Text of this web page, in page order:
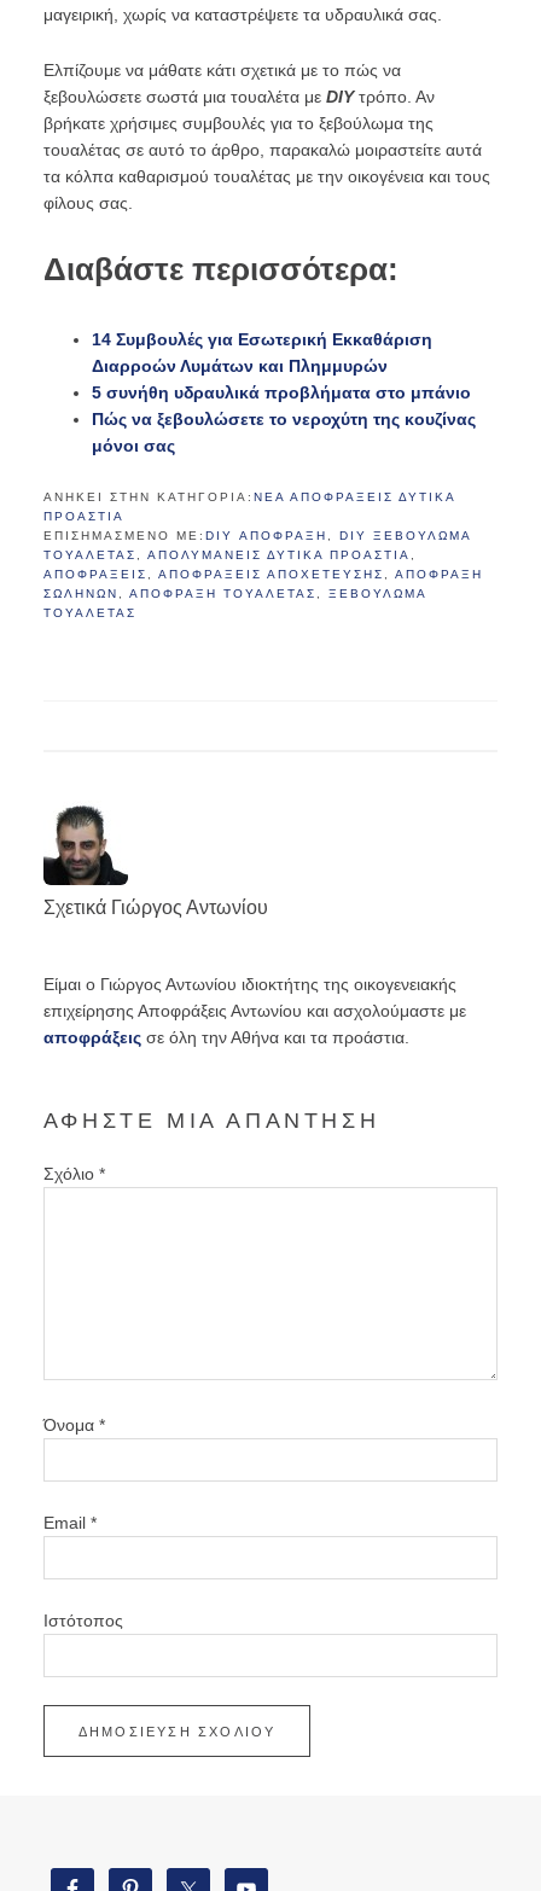
μαγειρική, χωρίς να καταστρέψετε τα υδραυλικά σας.
Ελπίζουμε να μάθατε κάτι σχετικά με το πώς να
ξεβουλώσετε σωστά μια τουαλέτα με DIY τρόπο. Αν
βρήκατε χρήσιμες συμβουλές για το ξεβούλωμα της
τουαλέτας σε αυτό το άρθρο, παρακαλώ μοιραστείτε αυτά
τα κόλπα καθαρισμού τουαλέτας με την οικογένεια και τους
φίλους σας.
Διαβάστε περισσότερα:
14 Συμβουλές για Εσωτερική Εκκαθάριση
Διαρροών Λυμάτων και Πλημμυρών
5 συνήθη υδραυλικά προβλήματα στο μπάνιο
Πώς να ξεβουλώσετε το νεροχύτη της κουζίνας
μόνοι σας
ΑΝΗΚΕΙ ΣΤΗΝ ΚΑΤΗΓΟΡΙΑ: ΝΕΑ ΑΠΟΦΡΑΞΕΙΣ ΔΥΤΙΚΑ
ΠΡΟΑΣΤΙΑ
ΕΠΙΣΗΜΑΣΜΈΝΟ ΜΕ: DIY ΑΠΌΦΡΑΞΗ ,
DIY ΞΕΒΟΎΛΩΜΑ
ΤΟΥΑΛΈΤΑΣ , ΑΠΟΛΥΜΑΝΕΙΣ ΔΥΤΙΚΑ ΠΡΟΑΣΤΙΑ ,
ΑΠΟΦΡΆΞΕΙΣ , ΑΠΟΦΡΑΞΕΙΣ ΑΠΟΧΕΤΕΥΣΗΣ , ΑΠΟΦΡΑΞΗ
ΣΩΛΗΝΩΝ , ΑΠΌΦΡΑΞΗ ΤΟΥΑΛΈΤΑΣ , ΞΕΒΟΎΛΩΜΑ
ΤΟΥΑΛΈΤΑΣ
Σχετικά Γιώργος Αντωνίου
Είμαι ο Γιώργος Αντωνίου ιδιοκτήτης της οικογενειακής
επιχείρησης Αποφράξεις Αντωνίου και ασχολούμαστε με
αποφράξειςσε όλη την Αθήνα και τα προάστια.
ΑΦΉΣΤΕ ΜΙΑ ΑΠΆΝΤΗΣΗ
Σχόλιο *
Όνομα *
Email *
Ιστότοπος